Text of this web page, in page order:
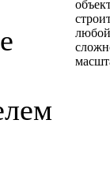
любой